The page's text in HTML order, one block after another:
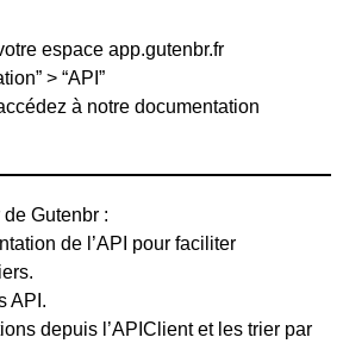
espace app.gutenbr.fr
> “API”
à notre documentation
Gutenbr :
de l’API pour faciliter
API.
depuis l’APIClient et les trier par